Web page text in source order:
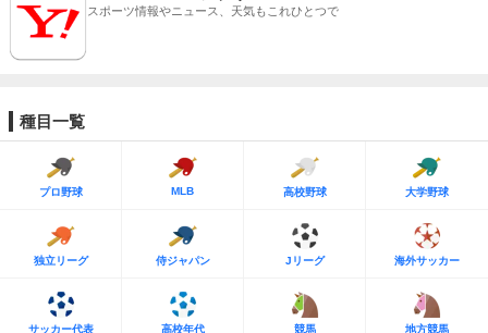
スポーツ情報やニュース、天気もこれひとつで
種目一覧
プロ野球 MLB 高校野球 大学野球
独立リーグ 侍ジャパン Jリーグ 海外サッカー
サッカー代表 高校年代 競馬 地方競馬